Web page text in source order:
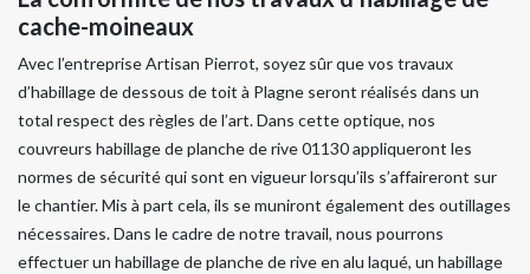
cache-moineaux
Avec l’entreprise Artisan Pierrot, soyez sûr que vos travaux
d’habillage de dessous de toit à Plagne seront réalisés dans un
total respect des règles de l’art. Dans cette optique, nos
couvreurs habillage de planche de rive 01130 appliqueront les
normes de sécurité qui sont en vigueur lorsqu’ils s’affaireront sur
le chantier. Mis à part cela, ils se muniront également des outillages
nécessaires. Dans le cadre de notre travail, nous pourrons
effectuer un habillage de planche de rive en alu laqué, un habillage